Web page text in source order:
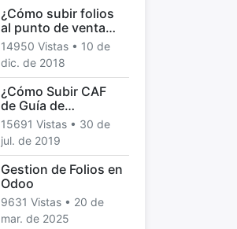
¿Cómo subir folios
al punto de venta
de Odoo, Chile?
14950 Vistas • 10 de
dic. de 2018
¿Cómo Subir CAF
de Guía de
despacho a Odoo?
15691 Vistas • 30 de
jul. de 2019
Gestion de Folios en
Odoo
9631 Vistas • 20 de
mar. de 2025